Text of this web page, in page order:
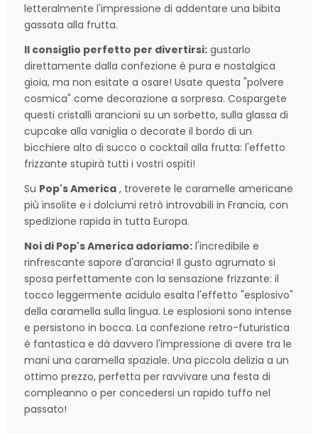
letteralmente l'impressione di addentare una bibita
gassata alla frutta.
Il consiglio perfetto per divertirsi: gustarlo
direttamente dalla confezione è pura e nostalgica
gioia, ma non esitate a osare! Usate questa "polvere
cosmica" come decorazione a sorpresa. Cospargete
questi cristalli arancioni su un sorbetto, sulla glassa di
cupcake alla vaniglia o decorate il bordo di un
bicchiere alto di succo o cocktail alla frutta: l'effetto
frizzante stupirà tutti i vostri ospiti!
Su Pop's America , troverete le caramelle americane
più insolite e i dolciumi retrò introvabili in Francia, con
spedizione rapida in tutta Europa.
Noi di Pop's America adoriamo: l'incredibile e
rinfrescante sapore d'arancia! Il gusto agrumato si
sposa perfettamente con la sensazione frizzante: il
tocco leggermente acidulo esalta l'effetto "esplosivo"
della caramella sulla lingua. Le esplosioni sono intense
e persistono in bocca. La confezione retro-futuristica
è fantastica e dà davvero l'impressione di avere tra le
mani una caramella spaziale. Una piccola delizia a un
ottimo prezzo, perfetta per ravvivare una festa di
compleanno o per concedersi un rapido tuffo nel
passato!